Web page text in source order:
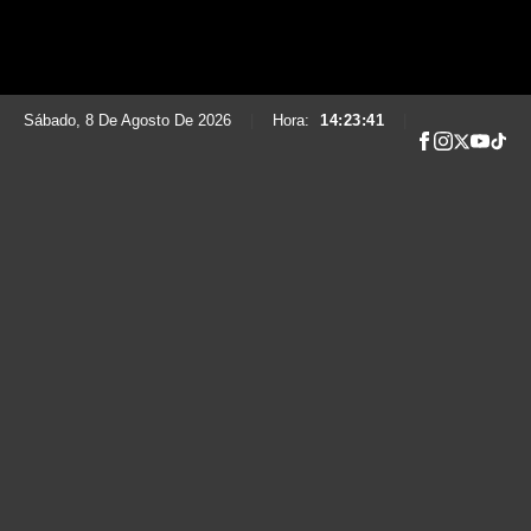
Sábado, 8 De Agosto De 2026 Hora: 14:23:42